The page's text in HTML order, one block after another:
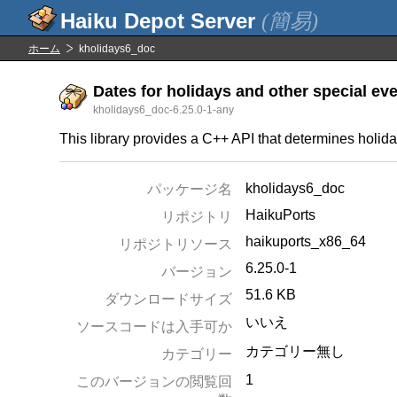
(簡易)
ホーム kholidays6_doc
Dates for holidays and other special
kholidays6_doc-6.25.0-1-any
This library provides a C++ API that determines
パッケージ名
kholidays6_doc
リポジトリ
HaikuPorts
リポジトリソース
haikuports_x86_64
バージョン
6.25.0-1
ダウンロードサイズ 51.6 KB
ソースコードは入手可か いいえ
カテゴリー
カテゴリー無し
このバージョンの閲覧回
1